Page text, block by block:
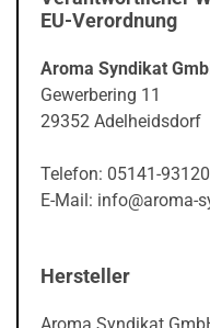
EU-Verordnung
Aroma Syndikat
Gewerbering 11
29352 Adelheidsdorf
Telefon: 05141-
E-Mail: info@aroma-
Hersteller